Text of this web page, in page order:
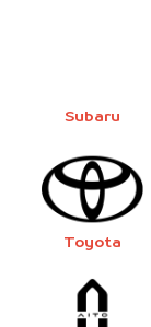
Subaru
Toyota